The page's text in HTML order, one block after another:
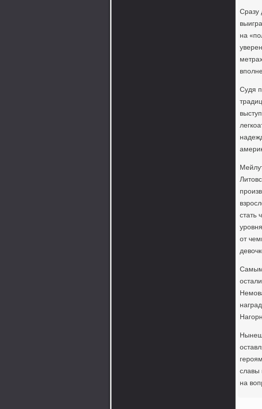
Сразу
на
Судя
стать
от
Самым
славы
на